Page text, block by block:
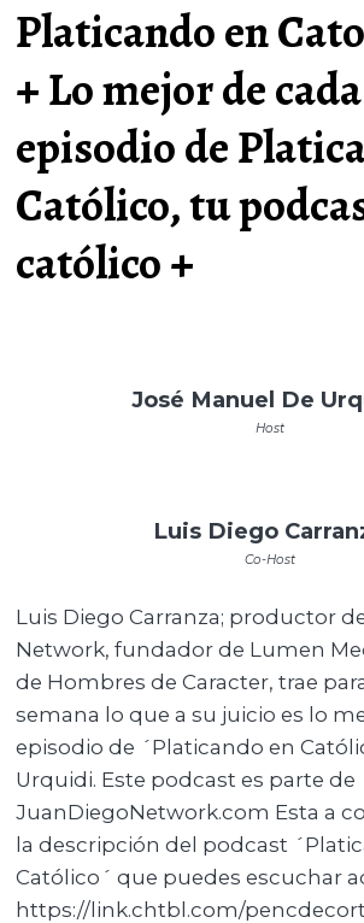
Platicando en
+ Lo mejor de cada
episodio de
Católico, tu
católico +
José Manuel De
Host
Luis Diego
Co-Host
Luis Diego Carranza; productor
Network, fundador de Lumen
de Hombres de Caracter, trae
semana lo que a su juicio es lo
episodio de ´Platicando en
Urquidi. Este podcast es parte de
JuanDiegoNetwork.com Esta a
la descripción del podcast
Católico´ que puedes escuchar
https://link.chtbl.com/